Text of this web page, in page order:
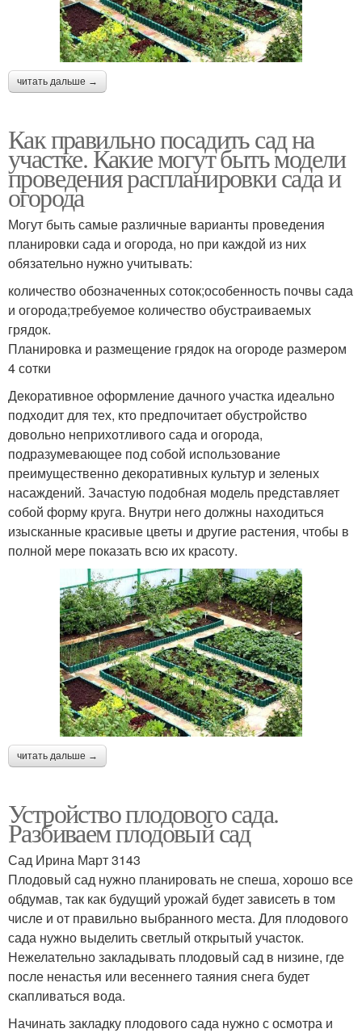
читать дальше →
Как правильно посадить сад на
участке. Какие могут быть модели
проведения распланировки сада и
огорода
Могут быть самые различные варианты проведения
планировки сада и огорода, но при каждой из них
обязательно нужно учитывать:
количество обозначенных соток;особенность почвы сада
и огорода;требуемое количество обустраиваемых
грядок.
Планировка и размещение грядок на огороде размером
4 сотки
Декоративное оформление дачного участка идеально
подходит для тех, кто предпочитает обустройство
довольно неприхотливого сада и огорода,
подразумевающее под собой использование
преимущественно декоративных культур и зеленых
насаждений. Зачастую подобная модель представляет
собой форму круга. Внутри него должны находиться
изысканные красивые цветы и другие растения, чтобы в
полной мере показать всю их красоту.
читать дальше →
Устройство плодового сада.
Разбиваем плодовый сад
Сад Ирина Март 3143
Плодовый сад нужно планировать не спеша, хорошо все
обдумав, так как будущий урожай будет зависеть в том
числе и от правильно выбранного места. Для плодового
сада нужно выделить светлый открытый участок.
Нежелательно закладывать плодовый сад в низине, где
после ненастья или весеннего таяния снега будет
скапливаться вода.
Начинать закладку плодового сада нужно с осмотра и